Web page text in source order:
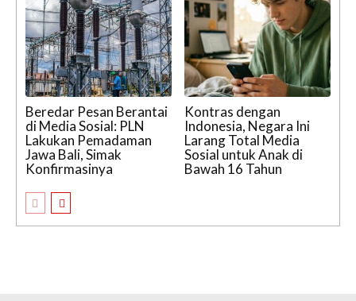
Beredar Pesan Berantai
di Media Sosial: PLN
Lakukan Pemadaman
Jawa Bali, Simak
Konfirmasinya
Kontras dengan
Indonesia, Negara Ini
Larang Total Media
Sosial untuk Anak di
Bawah 16 Tahun